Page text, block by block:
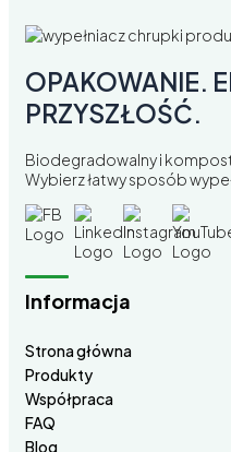
OPAKOWANIE.
PRZYSZŁOŚĆ.
Biodegradowalny i
Wybierz łatwy sposób
Informacja
Strona główna
Produkty
Współpraca
FAQ
Blog